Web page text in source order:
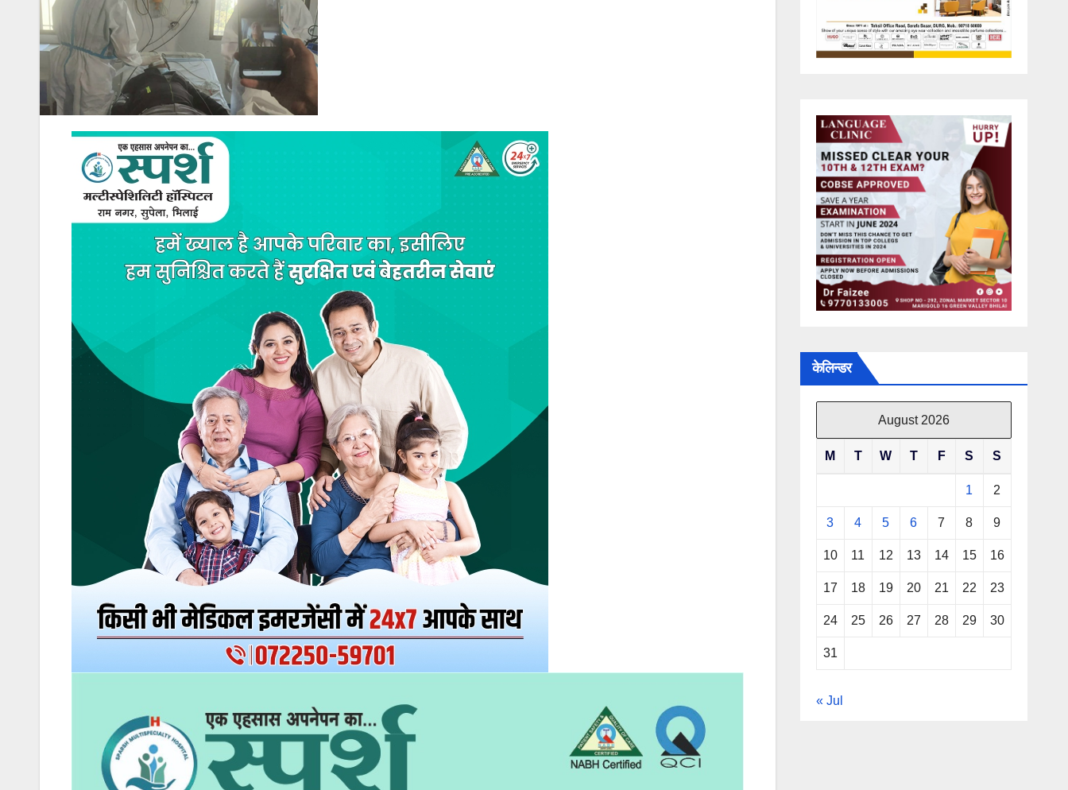
केलिन्डर
August 2026
M T W T F S S
1 2
3 4 5 6 7 8 9
10 11 12 13 14 15 16
17 18 19 20 21 22 23
24 25 26 27 28 29 30
31
« Jul